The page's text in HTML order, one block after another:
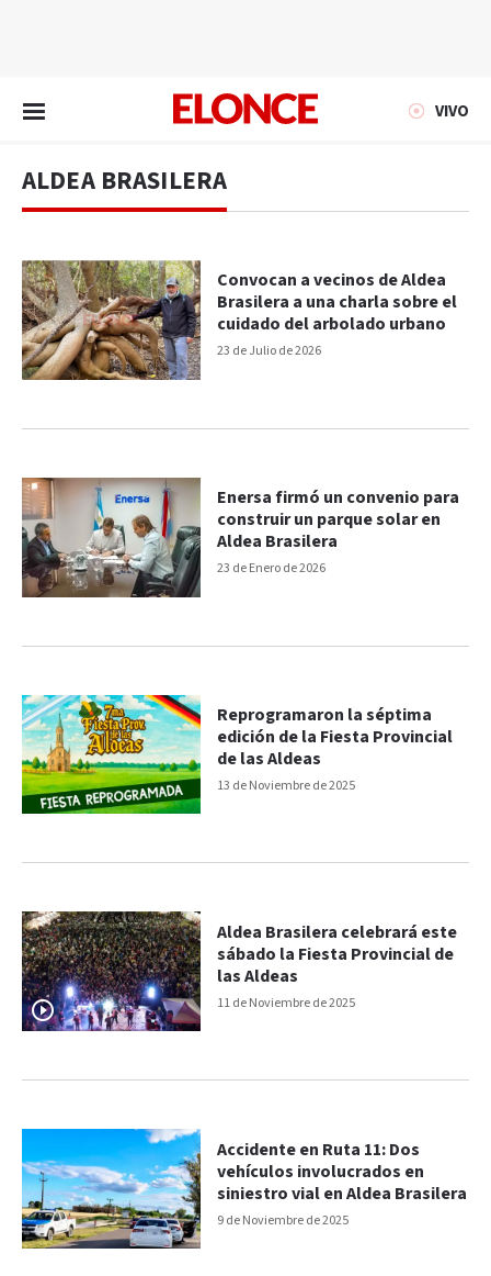
VIVO
ALDEA BRASILERA
23 de Julio de 2026
Convocan a vecinos de Aldea
Brasilera a una charla sobre el
cuidado del arbolado urbano
23 de Enero de 2026
Enersa firmó un convenio para
construir un parque solar en
Aldea Brasilera
13 de Noviembre de 2025
Reprogramaron la séptima
edición de la Fiesta Provincial
de las Aldeas
11 de Noviembre de 2025
Aldea Brasilera celebrará este
sábado la Fiesta Provincial de
las Aldeas
9 de Noviembre de 2025
Accidente en Ruta 11: Dos
vehículos involucrados en
siniestro vial en Aldea Brasilera